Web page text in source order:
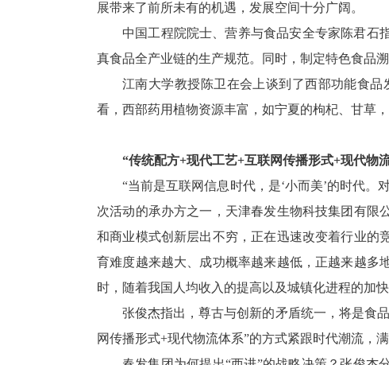
展带来了前所未有的机遇，发展空间十分广阔。
中国工程院院士、营养与食品安全专家陈君石
真食品全产业链的生产规范。同时，制定特色食品
江南大学教授陈卫在会上谈到了西部功能食
看，西部药用植物资源丰富，如宁夏的枸杞、甘草
“传统配方+现代工艺+互联网传播形式+现代物
“当前是互联网信息时代，是‘小而美’的时代
次活动的承办方之一，天津春发生物科技集团有限
和商业模式创新层出不穷，正在迅速改变着行业的
育难度越来越大、成功概率越来越低，正越来越多
时，随着我国人均收入的提高以及城镇化进程的加
张俊杰指出，尊古与创新的矛盾统一，将是食
网传播形式+现代物流体系”的方式紧跟时代潮流，